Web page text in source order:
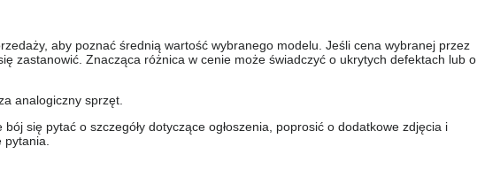
aby poznać średnią wartość wybranego modelu. Jeśli cena wybranej przez
zastanowić. Znacząca różnica w cenie może świadczyć o ukrytych defektach lub o
analogiczny sprzęt.
się pytać o szczegóły dotyczące ogłoszenia, poprosić o dodatkowe zdjęcia i